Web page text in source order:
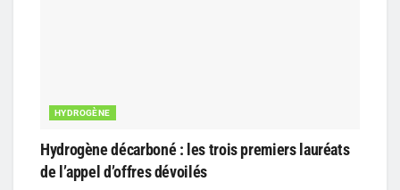
HYDROGÈNE
Hydrogène décarboné : les trois premiers lauréats
de l’appel d’offres dévoilés